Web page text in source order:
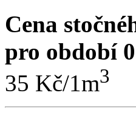
Cena
pro období
35 Kč/1m3